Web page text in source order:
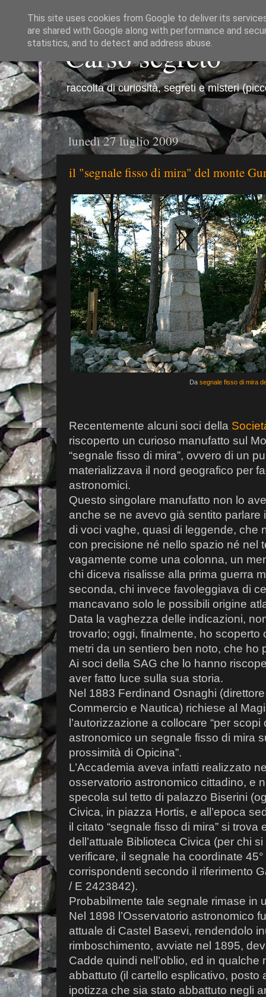
Carso segreto
raccolta di curiosità, segreti e misteri
lunedì 27 luglio 2009
il "segnale fisso di mira" del monte
Da segnale fisso di mira
Recentemente alcuni soci della
riscoperto un curioso manufatto sul
“segnale fisso di mira”, ovvero di un
materializzava il nord geografico per
astronomici.
Questo singolare manufatto non lo
anche se ne avevo già sentito parlare
di voci vaghe, quasi di leggende, che
con precisione né nello spazio né nel
vagamente come una colonna, un
chi diceva risalisse alla prima guerra
seconda, chi invece favoleggiava di
mancavano solo le possibili origine
Data la vaghezza delle indicazioni,
trovarlo; oggi, finalmente, ho scoperto
metri da un sentiero ben noto, che ho
Ai soci della SAG che lo hanno
aver fatto luce sulla sua storia.
Nel 1883 Ferdinand Osnaghi
Commercio e Nautica) richiese al
l’autorizzazione a collocare “per scopi
astronomico un segnale fisso di mira
prossimità di Opicina”.
L’Accademia aveva infatti realizzato
osservatorio astronomico cittadino, e
specola sul tetto di palazzo Biserini
Civica, in piazza Hortis, e all’epoca
il citato “segnale fisso di mira” si trova
dell’attuale Biblioteca Civica (per chi
verificare, il segnale ha coordinate 45°
corrispondenti secondo il riferimento
/ E 2423842).
Probabilmente tale segnale rimase in
Nel 1898 l’Osservatorio astronomico
attuale di Castel Basevi, rendendolo
rimboschimento, avviate nel 1895,
Cadde quindi nell’oblio, ed in qualche
abbattuto (il cartello esplicativo, posto
ipotizza che sia stato abbattuto negli
This site uses cookies from Google to deliver its
are shared with Google along with performance and
statistics, and to detect and address abuse.